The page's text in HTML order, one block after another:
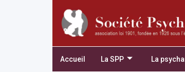
Accueil La SPP La